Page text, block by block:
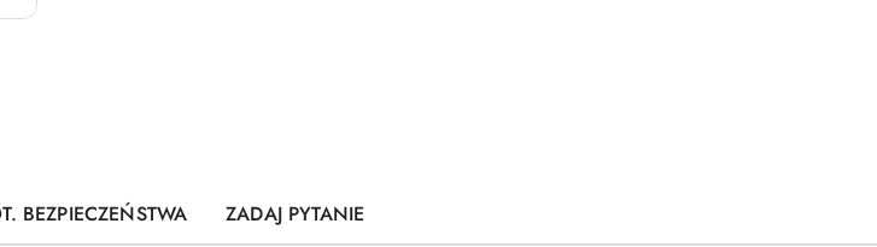
BEZPIECZEŃSTWA ZADAJ PYTANIE